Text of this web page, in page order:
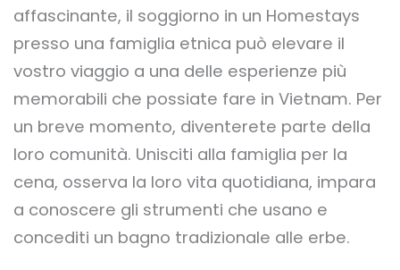
affascinante, il soggiorno in un Homestays
presso una famiglia etnica può elevare il
vostro viaggio a una delle esperienze più
memorabili che possiate fare in Vietnam. Per
un breve momento, diventerete parte della
loro comunità. Unisciti alla famiglia per la
cena, osserva la loro vita quotidiana, impara
a conoscere gli strumenti che usano e
concediti un bagno tradizionale alle erbe.